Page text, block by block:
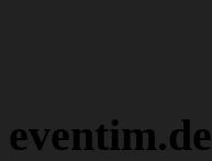
eventim.de